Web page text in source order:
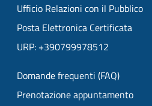
Ufficio Relazioni con il Pubblico
Posta Elettronica Certificata
URP: +390799978512
Domande frequenti (FAQ)
Prenotazione appuntamento